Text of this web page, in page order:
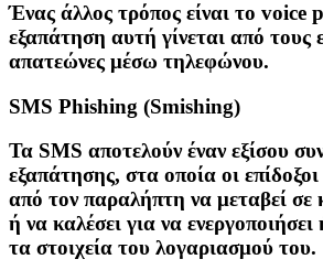
Ένας άλλος τρόπος είναι το
εξαπάτηση αυτή γίνεται από τους
απατεώνες μέσω τηλεφώνου.
SMS Phishing (Smishing)
Τα SMS αποτελούν έναν εξίσου
εξαπάτησης, στα οποία οι
από τον παραλήπτη να μεταβεί σε
ή να καλέσει για να
τα στοιχεία του λογαριασμού του.